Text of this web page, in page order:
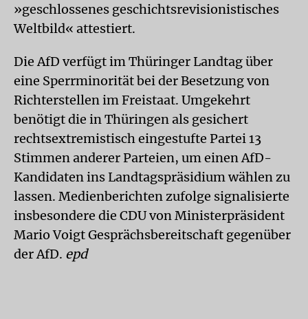
»geschlossenes geschichtsrevisionistisches
Weltbild« attestiert.
Die AfD verfügt im Thüringer Landtag über
eine Sperrminorität bei der Besetzung von
Richterstellen im Freistaat. Umgekehrt
benötigt die in Thüringen als gesichert
rechtsextremistisch eingestufte Partei 13
Stimmen anderer Parteien, um einen AfD-
Kandidaten ins Landtagspräsidium wählen zu
lassen. Medienberichten zufolge signalisierte
insbesondere die CDU von Ministerpräsident
Mario Voigt Gesprächsbereitschaft gegenüber
der AfD. epd